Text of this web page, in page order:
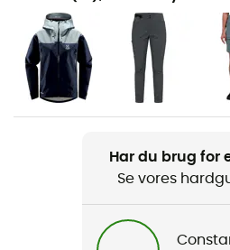
Vandreture / Skiture /
/ Skibjergbestigning
Køn
Dame
ROC Flash Down Jacket
Har du brug for
Se vores